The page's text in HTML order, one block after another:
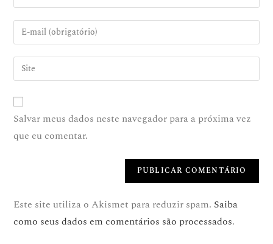
Salvar meus dados neste navegador para a próxima vez
que eu comentar.
Este site utiliza o Akismet para reduzir spam. Saiba
como seus dados em comentários são processados.